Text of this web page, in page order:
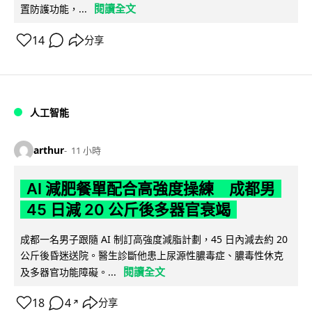
置防護功能，...
閱讀全文
14 分享
人工智能
arthur 11 小時
AI 減肥餐單配合高強度操練 成都男
45 日減 20 公斤後多器官衰竭
成都一名男子跟隨 AI 制訂高強度減脂計劃，45 日內減去約 20
公斤後昏迷送院。醫生診斷他患上尿源性膿毒症、膿毒性休克
及多器官功能障礙。...
閱讀全文
18 4 ↗ 分享